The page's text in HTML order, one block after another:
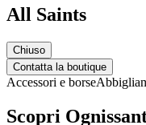
All Saints
Chiuso
Contatta la boutique
Accessori e borse
Scopri